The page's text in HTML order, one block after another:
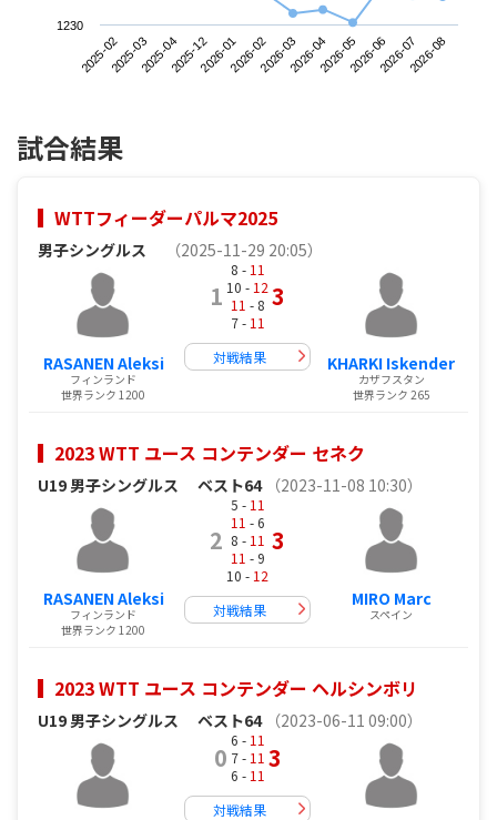
2025-022025-032025-042025-122026-012026-022026-032026-042026-052026-062026-072026-08
1230
試合結果
WTTフィーダーパルマ2025
男子シングルス （2025-11-29 20:05）
RASANEN Aleksi
フィンランド
世界ランク 1200
1
8 - 11
10 - 12
11 - 8
7 - 11
3
対戦結果 KHARKI Iskender
カザフスタン
世界ランク 265
2023 WTT ユース コンテンダー セネク
U19 男子シングルス ベスト64 （2023-11-08 10:30）
RASANEN Aleksi
フィンランド
世界ランク 1200
2
5 - 11
11 - 6
8 - 11
11 - 9
10 - 12
3
対戦結果
MIRO Marc
スペイン
2023 WTT ユース コンテンダー ヘルシンボリ
U19 男子シングルス ベスト64 （2023-06-11 09:00）
0
6 - 11
7 - 11
6 - 11
3
対戦結果